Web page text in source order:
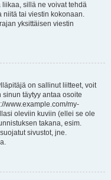
sillä ne voivat tehdä
niitä tai viestin kokonaan.
yksittäisen viestin
on sallinut liitteet, voit
täytyy antaa osoite
www.example.com/my-
oleviin kuviin (ellei se ole
takana, esim.
sivustot, jne.